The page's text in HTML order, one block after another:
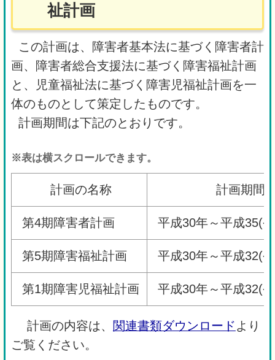
祉計画
この計画は、障害者基本法に基づく障害者計
画、障害者総合支援法に基づく障害福祉計画
と、児童福祉法に基づく障害児福祉計画を一
体のものとして策定したものです。
計画期間は下記のとおりです。
※表は横スクロールできます。
計画の名称 計画期間
第4期障害者計画 平成30年～平成35(
第5期障害福祉計画 平成30年～平成32(
第1期障害児福祉計画 平成30年～平成32(
計画の内容は、 関連書類ダウンロード より
ご覧ください。